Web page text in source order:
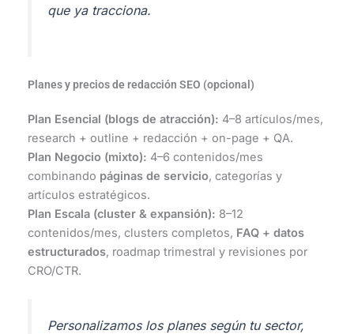
que ya tracciona.
Planes y precios de redacción SEO (opcional)
Plan Esencial (blogs de atracción): 4–8 artículos/mes,
research + outline + redacción + on-page + QA.
Plan Negocio (mixto): 4–6 contenidos/mes
combinando páginas de servicio, categorías y
artículos estratégicos.
Plan Escala (cluster & expansión): 8–12
contenidos/mes, clusters completos, FAQ + datos
estructurados, roadmap trimestral y revisiones por
CRO/CTR.
Personalizamos los planes según tu sector,